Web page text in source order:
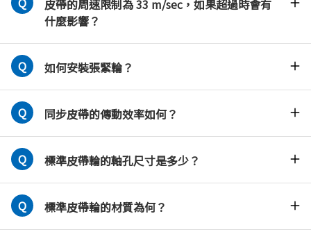
皮帶的周速限制為 33 m/sec，如果超過時會有
什麼影響？
如何安裝張緊輪？
同步皮帶的傳動效率如何？
標準皮帶輪的軸孔尺寸是多少？
標準皮帶輪的材質為何？